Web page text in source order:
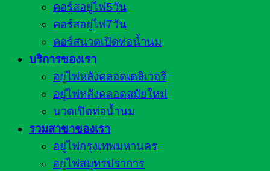
คอร์สอยู่ไฟ5วัน
คอร์สอยู่ไฟ7วัน
คอร์สนวดเปิดท่อน้ำนม
บริการของเรา
อยู่ไฟหลังคลอดเดลิเวอรี่
อยู่ไฟหลังคลอดสมัยใหม่
นวดเปิดท่อน้ำนม
รวมสาขาของเรา
อยู่ไฟกรุงเทพมหานคร
อยู่ไฟสมุทรปราการ